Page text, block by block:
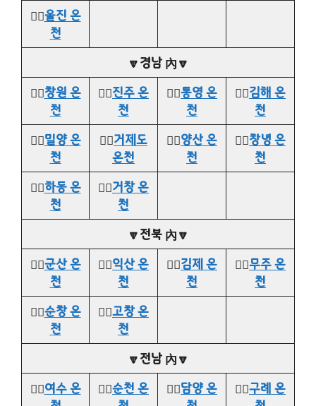
👉🏻울진 온
천
🔽경남 內🔽
👉🏻창원 온
천
👉🏻진주 온
천
👉🏻통영 온
천
👉🏻김해 온
천
👉🏻밀양 온
천
👉🏻거제도
온천
👉🏻양산 온
천
👉🏻창녕 온
천
👉🏻하동 온
천
👉🏻거창 온
천
🔽전북 內🔽
👉🏻군산 온
천
👉🏻익산 온
천
👉🏻김제 온
천
👉🏻무주 온
천
👉🏻순창 온
천
👉🏻고창 온
천
🔽전남 內🔽
👉🏻여수 온
👉🏻순천 온
👉🏻담양 온
👉🏻구례 온